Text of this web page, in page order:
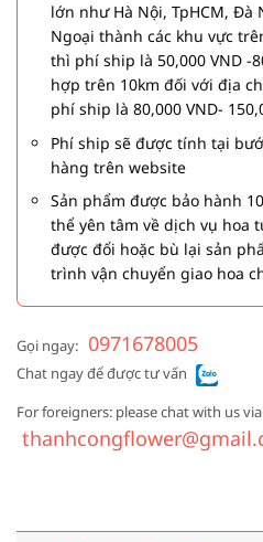
lớn như Hà Nội, TpHCM,
Ngoại thành các khu vực
thì phí ship là 50,000 VND -
hợp trên 10km đối với địa
phí ship là 80,000 VND-
Phí ship sẽ được tính tại
hàng trên website
Sản phẩm được bảo hành
thể yên tâm về dịch vụ hoa
được đổi hoặc bù lại sản
trình vận chuyển giao hoa
Gọi ngay: 0971678005
Chat ngay để được tư vấn
For foreigners: please chat with us